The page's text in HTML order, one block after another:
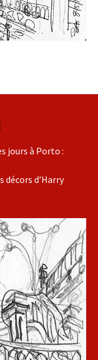
jours à Porto :
d’Harry